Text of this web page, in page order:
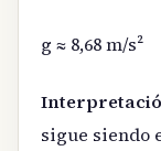
g ≈ 8,68 m/s²
sigue siendo